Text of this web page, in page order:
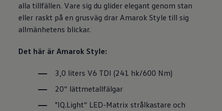
alla tillfällen. Vare sig du glider elegant genom stan
eller raskt på en grusväg drar Amarok Style till sig
allmänhetens blickar.
Det här är Amarok Style:
3,0 liters V6 TDI (241 hk/600 Nm)
20“ lättmetallfälgar
"IQ.Light“ LED-Matrix strålkastare och